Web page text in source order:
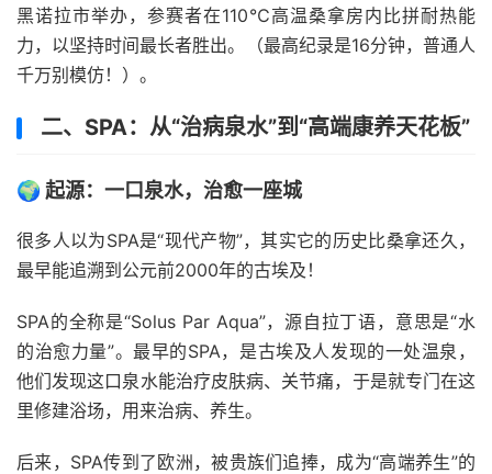
黑诺拉市举办，参赛者在110℃高温桑拿房内比拼耐热能
力，以坚持时间最长者胜出。（最高纪录是16分钟，普通人
千万别模仿！）。
二、SPA：从“治病泉水”到“高端康养天花板”
🌍 起源：一口泉水，治愈一座城
很多人以为SPA是“现代产物”，其实它的历史比桑拿还久，
最早能追溯到公元前2000年的古埃及！
SPA的全称是“Solus Par Aqua”，源自拉丁语，意思是“水
的治愈力量”。最早的SPA，是古埃及人发现的一处温泉，
他们发现这口泉水能治疗皮肤病、关节痛，于是就专门在这
里修建浴场，用来治病、养生。
后来，SPA传到了欧洲，被贵族们追捧，成为“高端养生”的